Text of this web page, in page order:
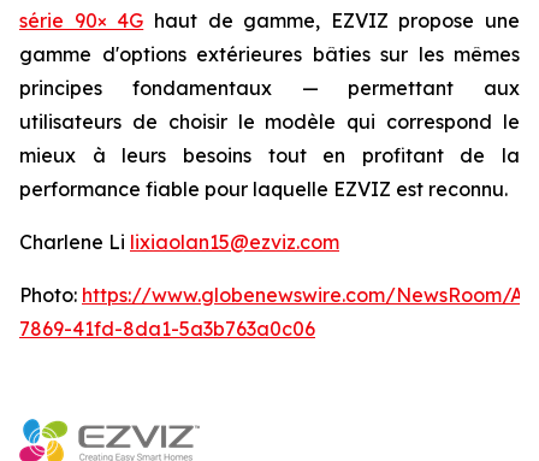
série 90× 4G haut de gamme, EZVIZ propose une
gamme d'options extérieures bâties sur les mêmes
principes fondamentaux — permettant aux
utilisateurs de choisir le modèle qui correspond le
mieux à leurs besoins tout en profitant de la
performance fiable pour laquelle EZVIZ est reconnu.
Charlene Li lixiaolan15@ezviz.com
Photo: https://www.globenewswire.com/NewsRoom/
7869-41fd-8da1-5a3b763a0c06